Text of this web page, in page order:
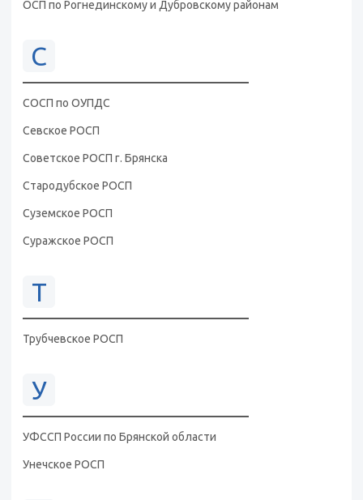
ОСП по Рогнединскому и Дубровскому районам
С
СОСП по ОУПДС
Севское РОСП
Советское РОСП г. Брянска
Стародубское РОСП
Суземское РОСП
Суражское РОСП
Т
Трубчевское РОСП
У
УФССП России по Брянской области
Унечское РОСП